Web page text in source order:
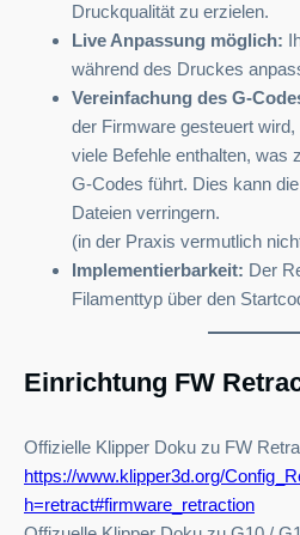
Druckqualität zu erzielen.
Live Anpassung möglich:
während des Druckes
Vereinfachung des G-
der Firmware gesteuert
viele Befehle enthalten, was
G-Codes führt. Dies kann
Dateien verringern.
(in der Praxis vermutlich
Implementierbarkeit: Der
Filamenttyp über den
Einrichtung FW
Offizielle Klipper Doku zu FW
https://www.klipper3d.org/
h=retract#firmware_retraction